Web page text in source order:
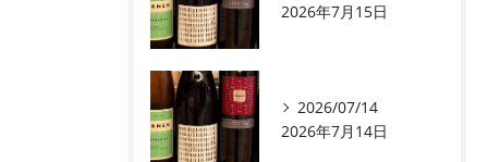
2026年7月15日
2026/07/14
2026年7月14日